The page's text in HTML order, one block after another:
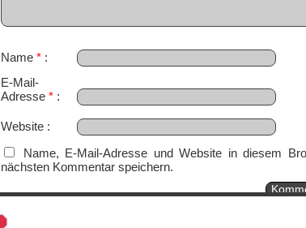
Name *
E-Mail-
Adresse *
Website
Name, E-Mail-Adresse und Website in diesem
nächsten Kommentar speichern.